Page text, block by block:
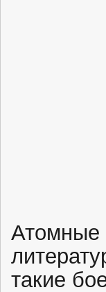
Атомные
такие